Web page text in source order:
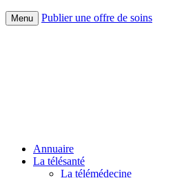
Menu Publier une offre de soins
Annuaire
La télésanté
La télémédecine